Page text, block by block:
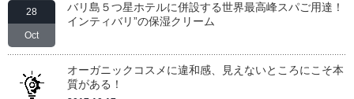
28
Oct
バリ島５つ星ホテルに併設する世界最高峰スパご用達！
インティバリ”の保湿クリーム
オーガニックコスメに違和感、見えないところにこそ本
質がある！